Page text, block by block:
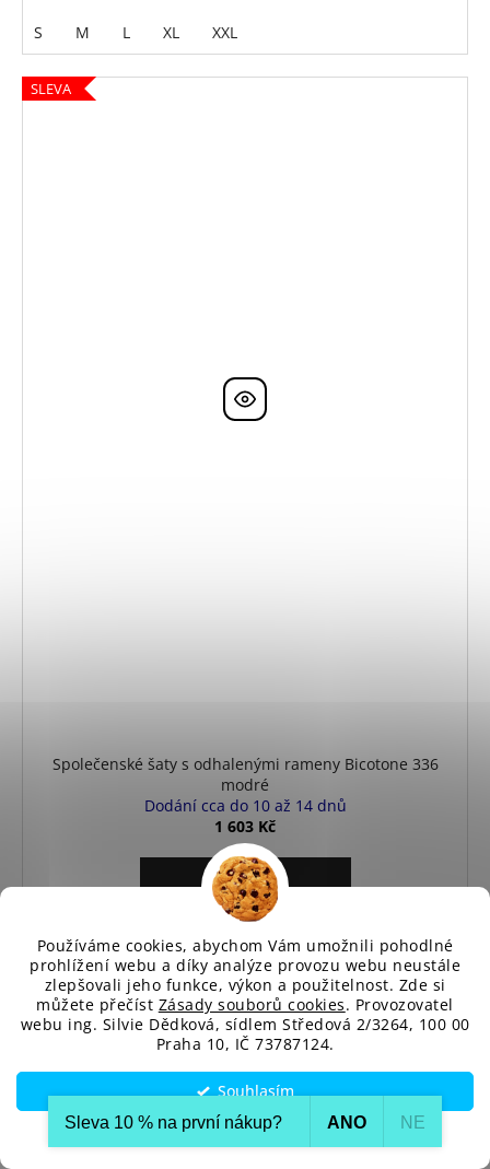
Používáme cookies, abychom Vám umožnili pohodlné
prohlížení webu a díky analýze provozu webu neustále
zlepšovali jeho funkce, výkon a použitelnost. Zde si
můžete přečíst Zásady souborů cookies. Provozovatel
webu ing. Silvie Dědková, sídlem Středová 2/3264, 100 00
Praha 10, IČ 73787124.
Souhlasím
Nastavení
S M L XL XXL
SLEVA
Společenské šaty s odhalenými rameny Bicotone 336
modré
Dodání cca do 10 až 14 dnů
1 603 Kč
DETAIL
rameny - výstřih typu Carmen a efektním...
XS S M L XL XXL 3XL
Sleva 10 % na první nákup?​ ANO NE